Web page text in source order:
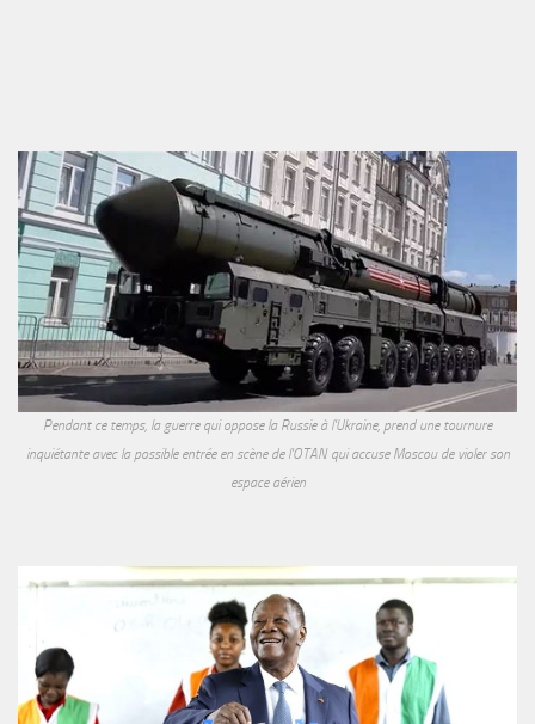
Pendant ce temps, la guerre qui oppose la Russie à l'Ukraine, prend une tournure
inquiétante avec la possible entrée en scène de l'OTAN qui accuse Moscou de violer son
espace aérien